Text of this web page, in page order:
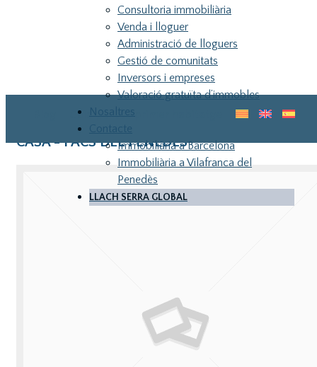
Guia pel teu primer habitatge
Consultoria immobiliària
Venda i lloguer
Administració de lloguers
Gestió de comunitats
Inversors i empreses
Valoració gratuïta d’immobles
Nosaltres
Contacte
Immobiliària a Barcelona
Immobiliària a Vilafranca del
Penedès
LLACH SERRA GLOBAL
CASA - PACS DEL PENEDES